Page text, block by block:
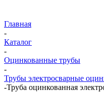
Главная
-
Каталог
-
Оцинкованные трубы
-
Трубы электросварные
-Труба оцинкованная